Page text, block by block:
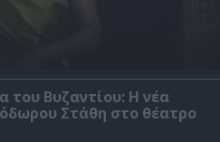
του Βυζαντίου: Η νέα
Στάθη στο θέατρο